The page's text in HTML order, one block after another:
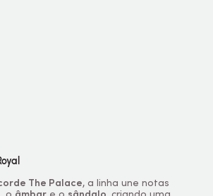
The Palace, a linha une notas